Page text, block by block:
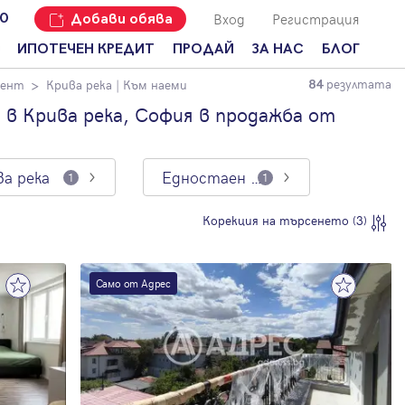
Добави обява Вход Регистрация
ИПОТЕЧЕН КРЕДИТ ПРОДАЙ
Добави
имот с
Адрес?
ЗА НАС
Наши офиси
Кариери
Кои сме ние?
Мениджмънт
Address Run
Франчайз
Често
задавани
въпроси
БЛОГ
За продавачи
За купувачи
Ипотечно
наемодатели
наематели
Анализ на
пазара
Новини
Крива река | Към наеми 84резултата
Крива река, София в продажба от
река 1 Едностаен апартамент1
Корекция на търсенето (3)
Само от Адрес